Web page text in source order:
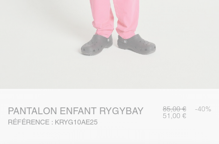
PANTALON ENFANT RYGYBAY
RÉFÉRENCE : KRYG10AE25
85,00 € -40%
51,00 €